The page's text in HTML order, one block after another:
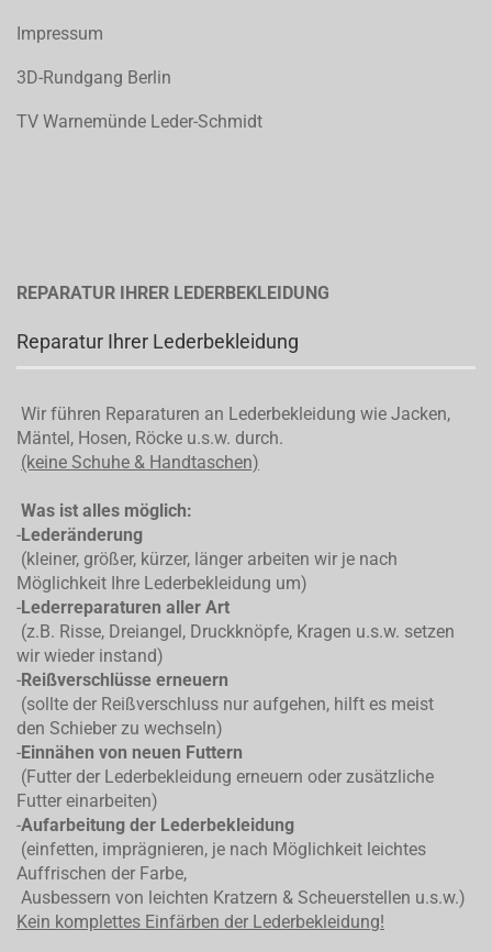
Impressum
3D-Rundgang Berlin
TV Warnemünde Leder-Schmidt
REPARATUR IHRER LEDERBEKLEIDUNG
Reparatur Ihrer Lederbekleidung
Wir führen Reparaturen an Lederbekleidung wie Jacken,
Mäntel, Hosen, Röcke u.s.w. durch.
(keine Schuhe & Handtaschen)
Was ist alles möglich:
-Lederänderung
(kleiner, größer, kürzer, länger arbeiten wir je nach
Möglichkeit Ihre Lederbekleidung um)
-Lederreparaturen aller Art
(z.B. Risse, Dreiangel, Druckknöpfe, Kragen u.s.w. setzen
wir wieder instand)
-Reißverschlüsse erneuern
(sollte der Reißverschluss nur aufgehen, hilft es meist
den Schieber zu wechseln)
-Einnähen von neuen Futtern
(Futter der Lederbekleidung erneuern oder zusätzliche
Futter einarbeiten)
-Aufarbeitung der Lederbekleidung
(einfetten, imprägnieren, je nach Möglichkeit leichtes
Auffrischen der Farbe,
Ausbessern von leichten Kratzern & Scheuerstellen u.s.w.)
Kein komplettes Einfärben der Lederbekleidung!